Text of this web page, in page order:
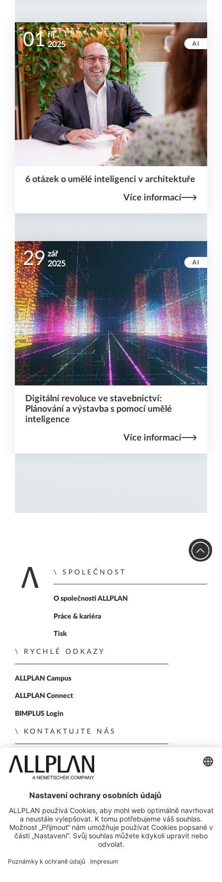
AI
01 říj
2025
6 otázek o umělé inteligenci v architektuře
Více informací
AI
29 zář
2025
Digitální revoluce ve stavebnictví:
Plánování a výstavba s pomocí umělé
inteligence
Více informací
Home
SPOLEČNOST
O společnosti ALLPLAN
Práce & kariéra
Tisk
RYCHLÉ ODKAZY
ALLPLAN Campus
ALLPLAN Connect
BIMPLUS Login
KONTAKTUJTE NÁS
Kontaktní formulář
Obchodní kontakty
SLEDUJTE NÁS NA
ALLPLAN on LinkedIn
ALLPLAN on Xing
ALLPLAN on Facebook
ALLPLAN on YouTube